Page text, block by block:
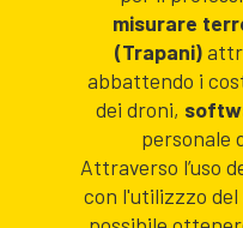
misurare
(Trapani)
abbattendo i
dei droni,
personale
Attraverso l’uso
con l'utilizzzo del